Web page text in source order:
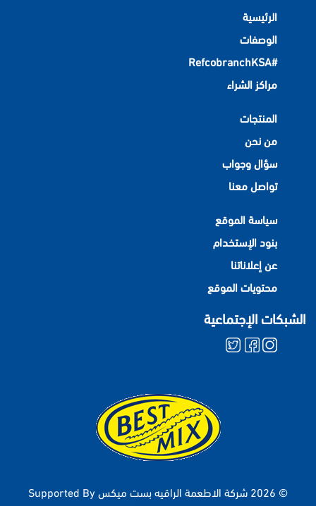
الرئيسية
الوصفات
#RefcobranchKSA
مراكز الشراء
المنتجات
من نحن
سؤال وجواب
تواصل معنا
سياسة الموقع
بنود الإستخدام
عن إعلاناتنا
محتويات الموقع
الشبكات الإجتماعية
© 2026 شركة الاطعمة الراقيه بست ميكس
Supported By